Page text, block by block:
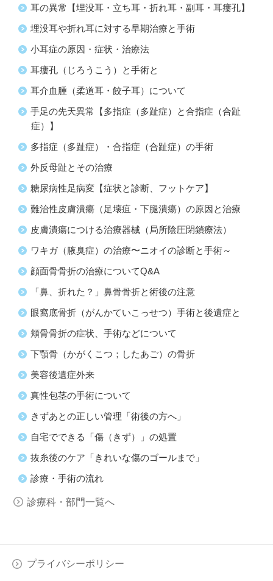
耳の異常【埋没耳・立ち耳・折れ耳・副耳・耳瘻孔】
埋没耳や折れ耳に対する早期治療と手術
小耳症の原因・症状・治療法
耳瘻孔（じろうこう）と手術と
耳介血腫（柔道耳・餃子耳）について
手足の先天異常【多指症（多趾症）と合指症（合趾
症）】
多指症（多趾症）・合指症（合趾症）の手術
外反母趾とその治療
糖尿病性足病変【症状と診断、フットケア】
難治性皮膚潰瘍（足壊疽・下腿潰瘍）の原因と治療
皮膚潰瘍につける治療器械（局所陰圧閉鎖療法）
ワキガ（腋臭症）の治療〜ニオイの診断と手術～
顔面骨骨折の治療についてQ&A
「鼻、折れた？」鼻骨骨折と術後の注意
眼窩底骨折（がんかていこっせつ）手術と後遺症と
頬骨骨折の症状、手術などについて
下顎骨（かがくこつ；したあご）の骨折
美容後遺症外来
真性包茎の手術について
きずあとの正しい管理「術後の方へ」
自宅でできる「傷（きず）」の処置
抜糸後のケア「きれいな傷のゴールまで」
診療・手術の流れ
診療科・部門一覧へ
プライバシーポリシー